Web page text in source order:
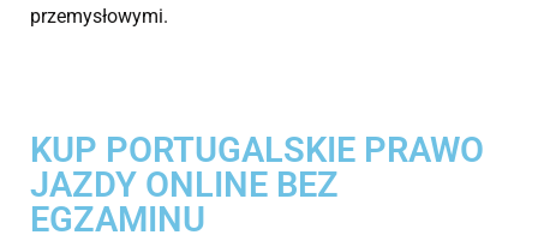
przemysłowymi.
KUP PORTUGALSKIE PRAWO
JAZDY ONLINE BEZ
EGZAMINU